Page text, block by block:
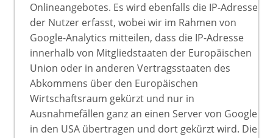
Onlineangebotes. Es wird ebenfalls die IP-Adresse
der Nutzer erfasst, wobei wir im Rahmen von
Google-Analytics mitteilen, dass die IP-Adresse
innerhalb von Mitgliedstaaten der Europäischen
Union oder in anderen Vertragsstaaten des
Abkommens über den Europäischen
Wirtschaftsraum gekürzt und nur in
Ausnahmefällen ganz an einen Server von Google
in den USA übertragen und dort gekürzt wird. Die